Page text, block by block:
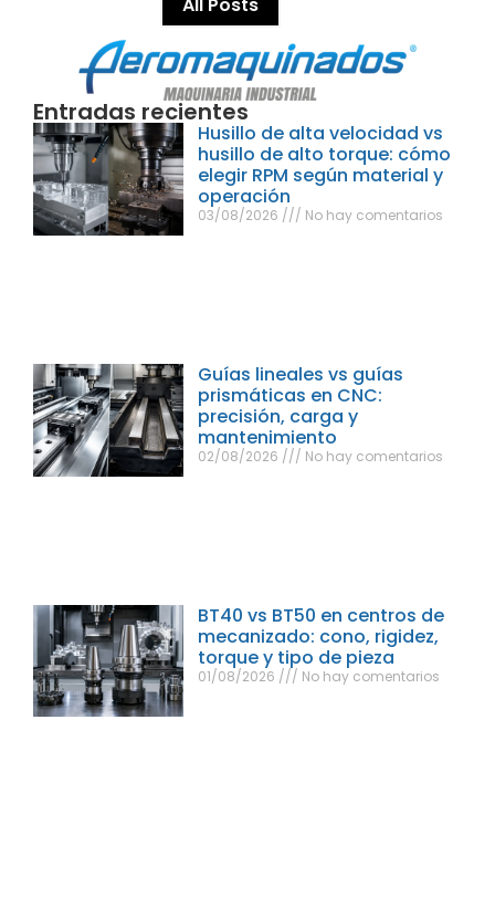
Entradas recientes
Husillo de alta velocidad vs
husillo de alto torque: cómo
elegir RPM según material y
operación
03/08/2026 No hay comentarios
Guías lineales vs guías
prismáticas en CNC:
precisión, carga y
mantenimiento
02/08/2026 No hay comentarios
BT40 vs BT50 en centros de
mecanizado: cono, rigidez,
torque y tipo de pieza
01/08/2026 No hay comentarios